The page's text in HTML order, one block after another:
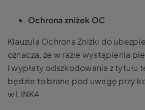
Ochrona zniżek OC
Klauzula Ochrona Zniżki do
oznacza, że w razie wystąpienia
i wypłaty odszkodowania z tytułu
będzie to brane pod uwagę przy
w LINK4.